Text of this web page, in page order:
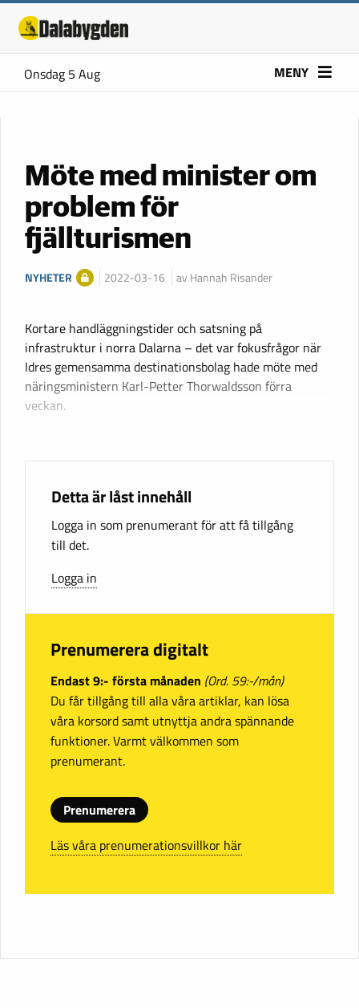
Onsdag 5 Aug MENY
Möte med minister om
problem för
fjällturismen
NYHETER 2022-03-16 av Hannah Risander
Kortare handläggningstider och satsning på
infrastruktur i norra Dalarna – det var fokusfrågor när
Idres gemensamma destinationsbolag hade möte med
näringsministern Karl-Petter Thorwaldsson förra
veckan.
Detta är låst innehåll
Logga in som prenumerant för att få tillgång
till det.
Logga in
Prenumerera digitalt
Endast 9:- första månaden (Ord. 59:-/mån)
Du får tillgång till alla våra artiklar, kan lösa
våra korsord samt utnyttja andra spännande
funktioner. Varmt välkommen som
prenumerant.
Prenumerera
Läs våra prenumerationsvillkor här